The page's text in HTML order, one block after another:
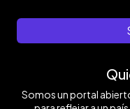
Somos un portal